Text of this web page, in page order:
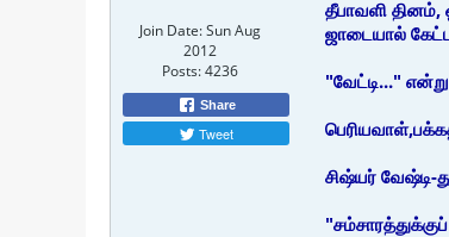
Join Date:Sun Aug
2012
Posts:4236
Share
Tweet
தீபாவளி தினம்,
ஜாடையால்
"வேட்டி..."
சிஷ்யர்